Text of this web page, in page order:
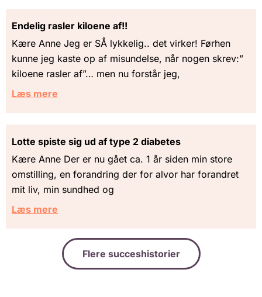
Endelig rasler kiloene af!!
Kære Anne Jeg er SÅ lykkelig.. det virker! Førhen
kunne jeg kaste op af misundelse, når nogen skrev:”
kiloene rasler af”… men nu forstår jeg,
Læs mere
Lotte spiste sig ud af type 2 diabetes
Kære Anne Der er nu gået ca. 1 år siden min store
omstilling, en forandring der for alvor har forandret
mit liv, min sundhed og
Læs mere
Flere succeshistorier